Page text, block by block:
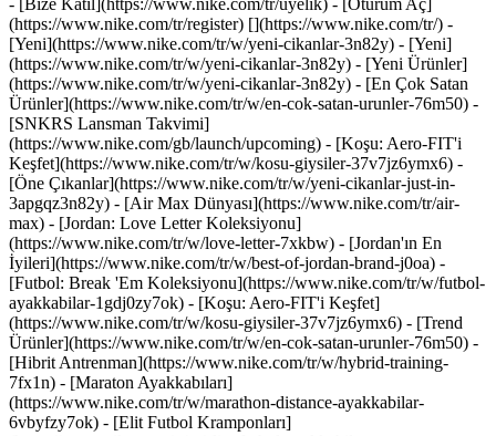
- [Bize Katıl](https://www.nike.com/tr/uyelik) - [Oturum Aç]
(https://www.nike.com/tr/register) [](https://www.nike.com/tr/) -
[Yeni](https://www.nike.com/tr/w/yeni-cikanlar-3n82y) - [Yeni]
(https://www.nike.com/tr/w/yeni-cikanlar-3n82y) - [Yeni Ürünler]
(https://www.nike.com/tr/w/yeni-cikanlar-3n82y) - [En Çok Satan
Ürünler](https://www.nike.com/tr/w/en-cok-satan-urunler-76m50) -
[SNKRS Lansman Takvimi]
(https://www.nike.com/gb/launch/upcoming) - [Koşu: Aero-FIT'i
Keşfet](https://www.nike.com/tr/w/kosu-giysiler-37v7jz6ymx6) -
[Öne Çıkanlar](https://www.nike.com/tr/w/yeni-cikanlar-just-in-
3apgqz3n82y) - [Air Max Dünyası](https://www.nike.com/tr/air-
max) - [Jordan: Love Letter Koleksiyonu]
(https://www.nike.com/tr/w/love-letter-7xkbw) - [Jordan'ın En
İyileri](https://www.nike.com/tr/w/best-of-jordan-brand-j0oa) -
[Futbol: Break 'Em Koleksiyonu](https://www.nike.com/tr/w/futbol-
ayakkabilar-1gdj0zy7ok) - [Koşu: Aero-FIT'i Keşfet]
(https://www.nike.com/tr/w/kosu-giysiler-37v7jz6ymx6) - [Trend
Ürünler](https://www.nike.com/tr/w/en-cok-satan-urunler-76m50) -
[Hibrit Antrenman](https://www.nike.com/tr/w/hybrid-training-
7fx1n) - [Maraton Ayakkabıları]
(https://www.nike.com/tr/w/marathon-distance-ayakkabilar-
6vbyfzy7ok) - [Elit Futbol Kramponları]